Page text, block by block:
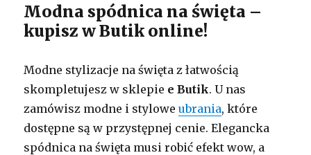
Modna spódnica na święta –
kupisz w Butik online!
Modne stylizacje na święta z łatwością
skompletujesz w sklepie e Butik. U nas
zamówisz modne i styloweubrania, które
dostępne są w przystępnej cenie. Elegancka
spódnica na święta musi robić efekt wow, a